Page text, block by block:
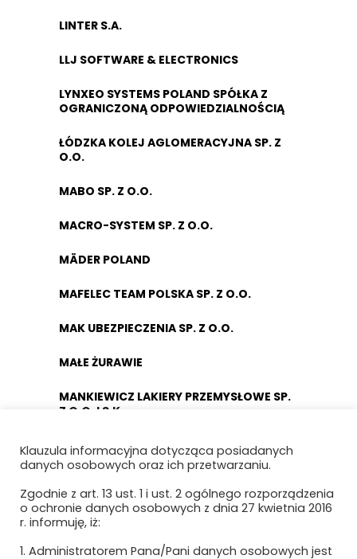
LINTER S.A.
LLJ SOFTWARE & ELECTRONICS
LYNXEO SYSTEMS POLAND SPÓŁKA Z
OGRANICZONĄ ODPOWIEDZIALNOŚCIĄ
ŁÓDZKA KOLEJ AGLOMERACYJNA SP. Z
O.O.
MABO SP. Z O.O.
MACRO-SYSTEM SP. Z O.O.
MÄDER POLAND
MAFELEC TEAM POLSKA SP. Z O.O.
MAK UBEZPIECZENIA SP. Z O.O.
MAŁE ŻURAWIE
MANKIEWICZ LAKIERY PRZEMYSŁOWE SP.
Z O.O. I S.K.
MASCORT USZCZELNIENIA
MAXTO TECHNOLOGY SPÓŁKA Z O.O.
MCMET SP. Z O.O.
Klauzula informacyjna dotycząca posiadanych
danych osobowych oraz ich przetwarzaniu.
Zgodnie z art. 13 ust. 1 i ust. 2 ogólnego rozporządzenia
o ochronie danych osobowych z dnia 27 kwietnia 2016
r. informuję, iż:
1. Administratorem Pana/Pani danych osobowych jest